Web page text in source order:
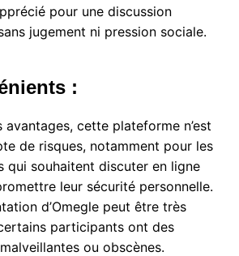
pour une discussion
jugement ni pression sociale.
:
avantages, cette plateforme n’est
de risques, notamment pour les
qui souhaitent discuter en ligne
leur sécurité personnelle.
d’Omegle peut être très
participants ont des
ou obscènes.